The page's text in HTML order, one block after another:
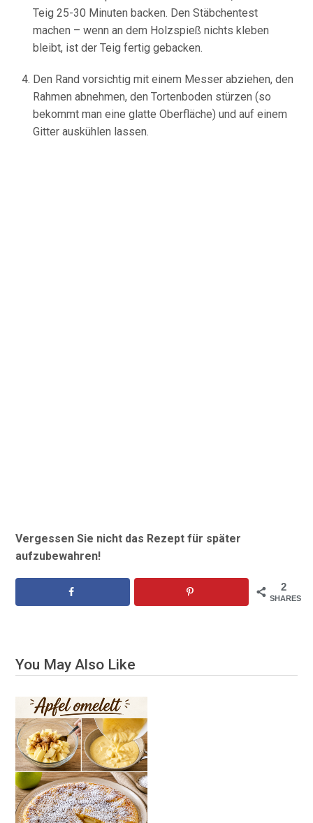
Teig 25-30 Minuten backen. Den Stäbchentest
machen – wenn an dem Holzspieß nichts kleben
bleibt, ist der Teig fertig gebacken.
Den Rand vorsichtig mit einem Messer abziehen, den
Rahmen abnehmen, den Tortenboden stürzen (so
bekommt man eine glatte Oberfläche) und auf einem
Gitter auskühlen lassen.
Vergessen Sie nicht das Rezept für später
aufzubewahren!
2
SHARES
You May Also Like